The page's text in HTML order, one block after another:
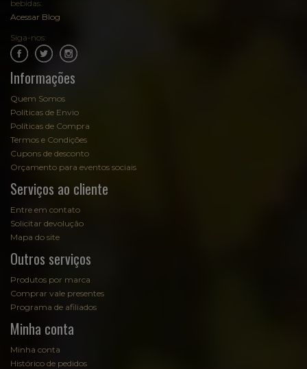
bebidas:
Acessar Blog
Siga-nos:
Informações
Quem Somos
Políticas de Envio
Políticas de Compra
Termos e Condições
Cupons de desconto
Orçamento para eventos sociais
Serviços ao cliente
Entre em contato
Solicitar devolução
Mapa do site
Outros serviços
Produtos por marca
Comprar vale presentes
Programa de afiliados
Minha conta
Minha conta
Histórico de pedidos